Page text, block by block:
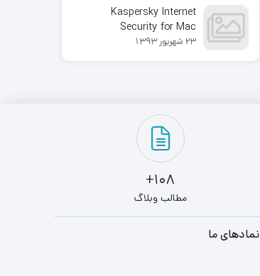
Kaspersky Internet
Security for Mac
23 شهریور 1393
108+
مطالب وبلاگ
نمادهای ما